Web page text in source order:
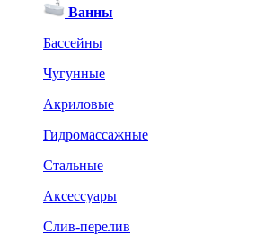
Ванны
Бассейны
Чугунные
Акриловые
Гидромассажные
Стальные
Аксессуары
Слив-перелив